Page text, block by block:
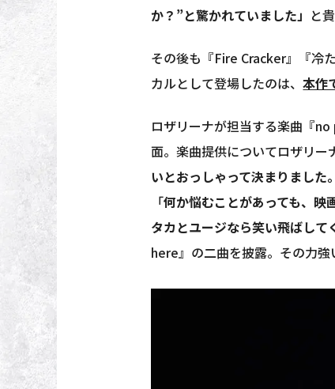
か？”と驚かれていました」 と
その後も『Fire Cracker』『冷
カルとして登場したのは、本作
ロザリーナが担当する楽曲『
面。楽曲提供についてロザリー
いとおっしゃって決まりました
「何か悩むことがあっても、映
タカとユージなら笑い飛ばして
here』の二曲を披露。その力強